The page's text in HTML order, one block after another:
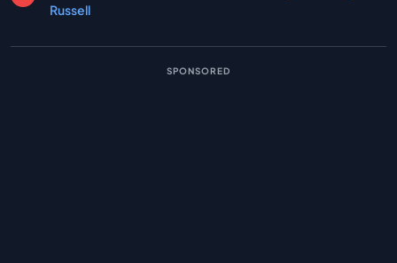
Russell
SPONSORED